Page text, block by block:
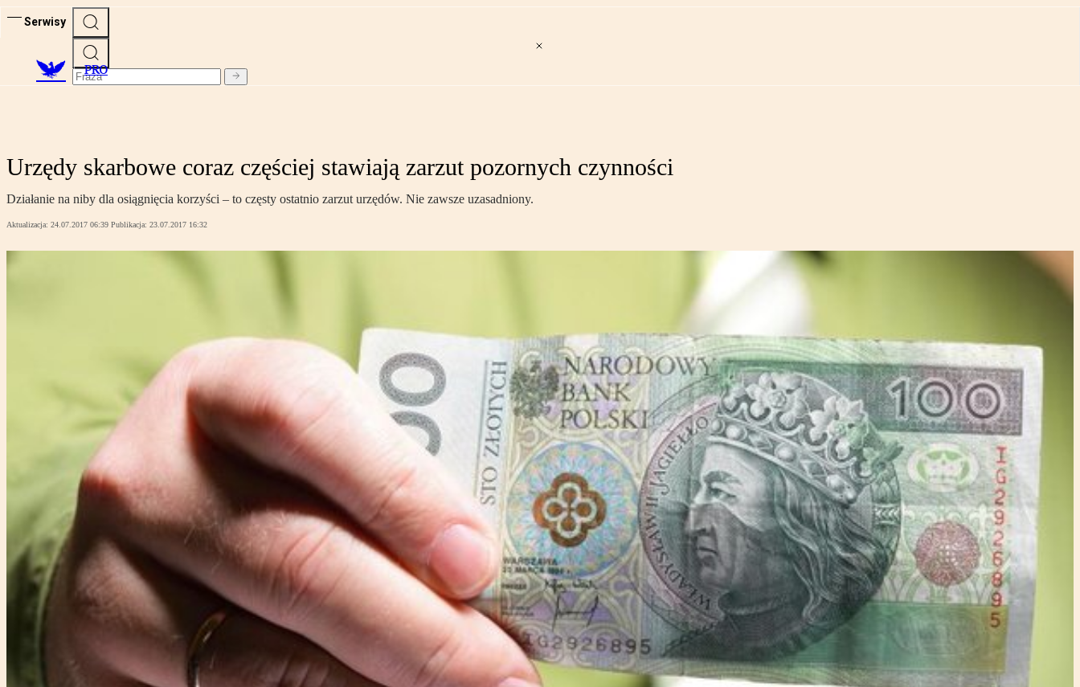
Serwisy
PRO
Urzędy skarbowe coraz częściej stawiają zarzut pozornych czynności
Działanie na niby dla osiągnięcia korzyści – to częsty ostatnio zarzut urzędów. Nie zawsze uzasadniony.
Aktualizacja: 24.07.2017 06:39 Publikacja: 23.07.2017 16:32